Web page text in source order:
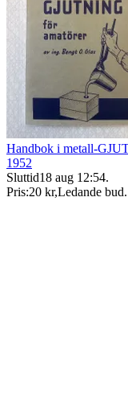
Handbok i metall-
1952
Sluttid18 aug 12:54.
Pris:20 kr,Ledande bud.